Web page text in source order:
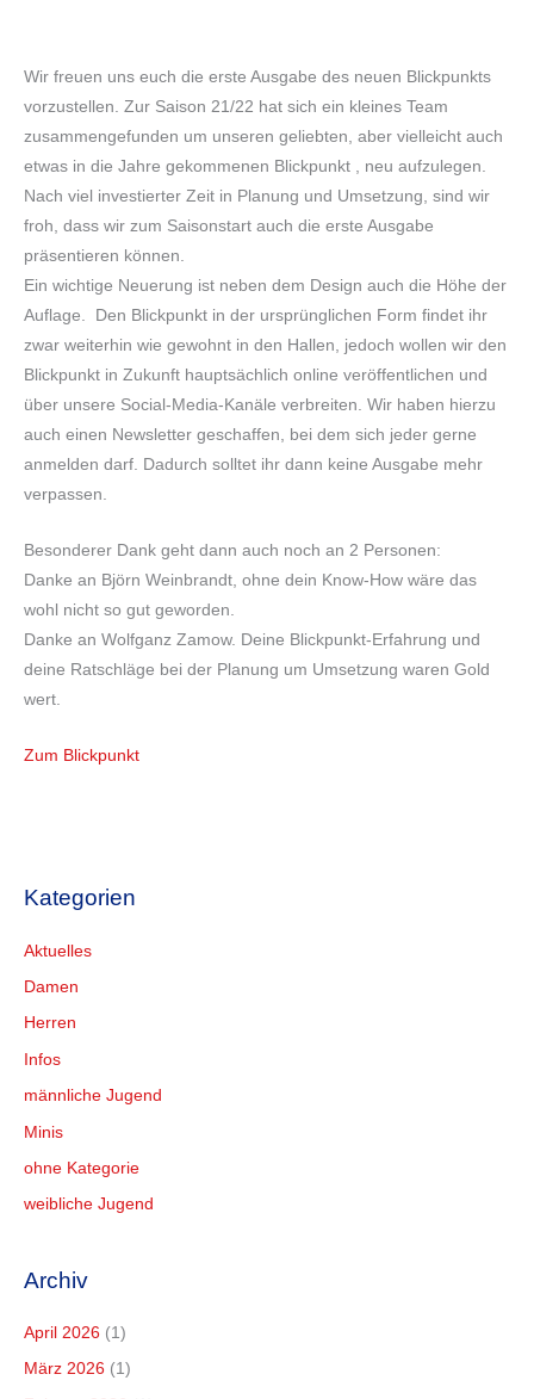
Kategorien
Aktuelles
Damen
Herren
Infos
männliche Jugend
Minis
ohne Kategorie
weibliche Jugend
Archiv
April 2026 (1)
März 2026 (1)
Wir freuen uns euch die erste Ausgabe des neuen Blickpunkts
vorzustellen. Zur Saison 21/22 hat sich ein kleines Team
zusammengefunden um unseren geliebten, aber vielleicht auch
etwas in die Jahre gekommenen Blickpunkt , neu aufzulegen.
Nach viel investierter Zeit in Planung und Umsetzung, sind wir
froh, dass wir zum Saisonstart auch die erste Ausgabe
präsentieren können.
Ein wichtige Neuerung ist neben dem Design auch die Höhe der
Auflage. Den Blickpunkt in der ursprünglichen Form findet ihr
zwar weiterhin wie gewohnt in den Hallen, jedoch wollen wir den
Blickpunkt in Zukunft hauptsächlich online veröffentlichen und
über unsere Social-Media-Kanäle verbreiten. Wir haben hierzu
auch einen Newsletter geschaffen, bei dem sich jeder gerne
anmelden darf. Dadurch solltet ihr dann keine Ausgabe mehr
verpassen.
Besonderer Dank geht dann auch noch an 2 Personen:
Danke an Björn Weinbrandt, ohne dein Know-How wäre das
wohl nicht so gut geworden.
Danke an Wolfganz Zamow. Deine Blickpunkt-Erfahrung und
deine Ratschläge bei der Planung um Umsetzung waren Gold
wert.
Zum Blickpunkt